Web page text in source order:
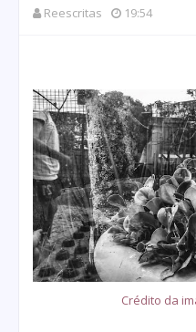
Reescritas 19:54
Crédito da